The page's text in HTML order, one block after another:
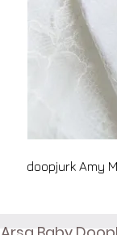
doopjurk Amy